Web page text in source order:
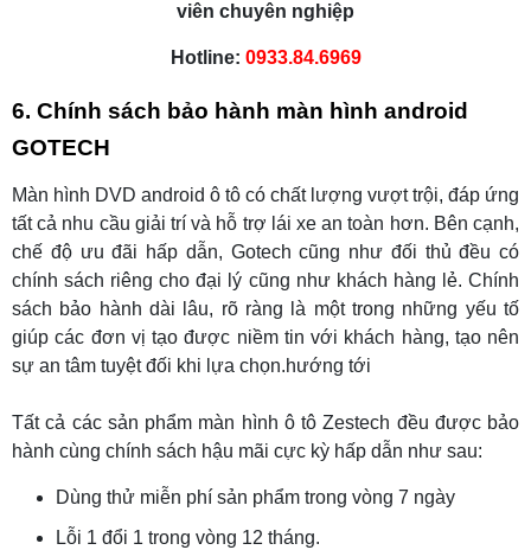
viên chuyên nghiệp
Hotline: 0933.84.6969
6. Chính sách bảo hành màn hình android
GOTECH
Màn hình DVD android ô tô có chất lượng vượt trội, đáp ứng
tất cả nhu cầu giải trí và hỗ trợ lái xe an toàn hơn. Bên cạnh,
chế độ ưu đãi hấp dẫn, Gotech cũng như đối thủ đều có
chính sách riêng cho đại lý cũng như khách hàng lẻ. Chính
sách bảo hành dài lâu, rõ ràng là một trong những yếu tố
giúp các đơn vị tạo được niềm tin với khách hàng, tạo nên
sự an tâm tuyệt đối khi lựa chọn.hướng tới
Tất cả các sản phẩm màn hình ô tô Zestech đều được bảo
hành cùng chính sách hậu mãi cực kỳ hấp dẫn như sau:
Dùng thử miễn phí sản phẩm trong vòng 7 ngày
Lỗi 1 đổi 1 trong vòng 12 tháng.